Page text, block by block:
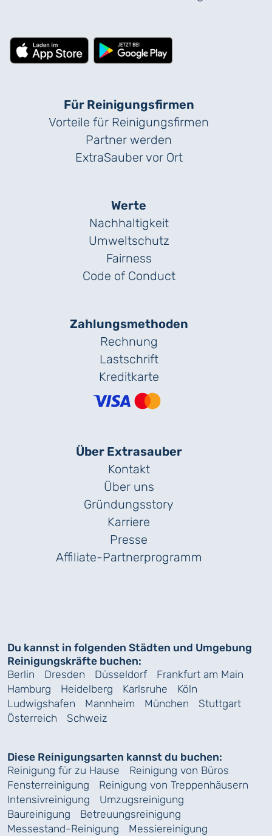
Für Reinigungs­firmen
Vorteile für Reinigungs­firmen
Partner werden
ExtraSauber vor Ort
Werte
Nachhaltigkeit
Umweltschutz
Fairness
Code of Conduct
Zahlungs­methoden
Rechnung
Lastschrift
Kreditkarte
Über Extrasauber
Kontakt
Über uns
Gründungs­story
Karriere
Presse
Affiliate-Partnerprogramm
Du kannst in folgenden Städten und Umgebung
Reinigungskräfte buchen:
Berlin
Dresden Düsseldorf
Frankfurt am Main
Hamburg
Heidelberg Karlsruhe
Köln
Ludwigshafen
Mannheim München
Stuttgart
Österreich
Schweiz
Diese Reinigungsarten kannst du buchen:
Reinigung für zu Hause
Reinigung von Büros
Fensterreinigung
Reinigung von Treppenhäusern
Intensivreinigung
Umzugsreinigung
Baureinigung
Betreuungsreinigung
Messestand-Reinigung
Messiereinigung